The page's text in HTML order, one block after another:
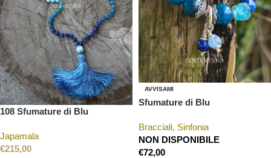
108 Sfumature di Blu
Japamala
€215,00
AVVISAMI
Sfumature di Blu
Bracciali, Sinfonia
NON DISPONIBILE
€72,00